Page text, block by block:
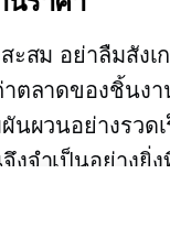
ะสม อย่าลืมสังเ
าตลาดของชิ้นง
นผวนอย่างรวด
งจำเป็นอย่างยิ่
อยๆ เพื่อให้แน่